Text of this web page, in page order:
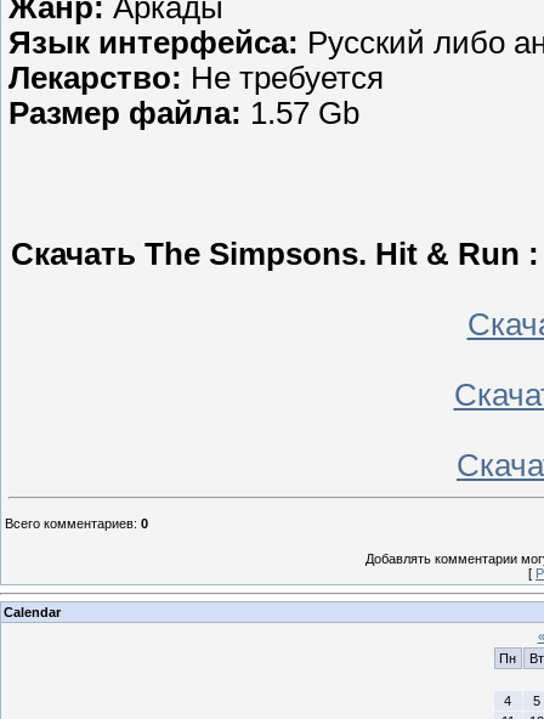
Жанр: Аркады
Язык интерфейса: Русский либо
Лекарство: Не требуется
Размер файла: 1.57 Gb
Скачать The Simpsons. Hit & Run
Всего комментариев: 0
Добавлять комментарии
[
Calendar
«
Пн
Вт
4
5